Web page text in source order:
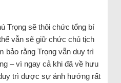
Trọng sẽ thôi chức tổng bí
vẫn sẽ giữ chức chủ tịch
bảo rằng Trọng vẫn duy trì
– vì ngay cả khi đã về hưu
trì được sự ảnh hưởng rất